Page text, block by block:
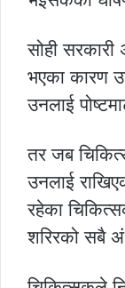
सोही
भएका कारण
उनलाई
तर जब
उनलाई
रहेका
शरिरको सबै अं